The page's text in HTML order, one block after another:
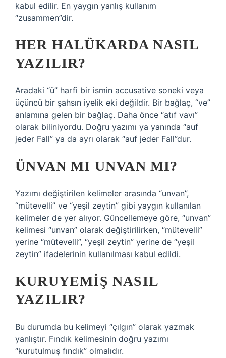
kabul edilir. En yaygın yanlış kullanım
“zusammen”dir.
HER HALÜKARDA NASIL
YAZILIR?
Aradaki “ü” harfi bir ismin accusative soneki veya
üçüncü bir şahsın iyelik eki değildir. Bir bağlaç, “ve”
anlamına gelen bir bağlaç. Daha önce “atıf vavı”
olarak biliniyordu. Doğru yazımı ya yanında “auf
jeder Fall” ya da ayrı olarak “auf jeder Fall”dur.
ÜNVAN MI UNVAN MI?
Yazımı değiştirilen kelimeler arasında “unvan”,
“mütevelli” ve “yeşil zeytin” gibi yaygın kullanılan
kelimeler de yer alıyor. Güncellemeye göre, “unvan”
kelimesi “unvan” olarak değiştirilirken, “mütevelli”
yerine “mütevelli”, “yeşil zeytin” yerine de “yeşil
zeytin” ifadelerinin kullanılması kabul edildi.
KURUYEMIŞ NASIL
YAZILIR?
Bu durumda bu kelimeyi “çılgın” olarak yazmak
yanlıştır. Fındık kelimesinin doğru yazımı
“kurutulmuş fındık” olmalıdır.